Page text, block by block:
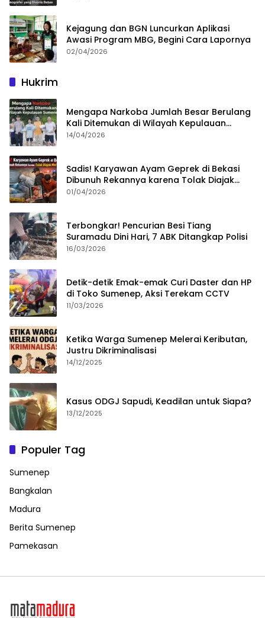
Kejagung dan BGN Luncurkan Aplikasi
Awasi Program MBG, Begini Cara Lapornya
02/04/2026
Hukrim
Mengapa Narkoba Jumlah Besar Berulang
Kali Ditemukan di Wilayah Kepulauan
Sumenep?
14/04/2026
Sadis! Karyawan Ayam Geprek di Bekasi
Dibunuh Rekannya karena Tolak Diajak
Merampok Majikan
01/04/2026
Terbongkar! Pencurian Besi Tiang
Suramadu Dini Hari, 7 ABK Ditangkap Polisi
16/03/2026
Detik-detik Emak-emak Curi Daster dan HP
di Toko Sumenep, Aksi Terekam CCTV
11/03/2026
Ketika Warga Sumenep Melerai Keributan,
Justru Dikriminalisasi
14/12/2025
Kasus ODGJ Sapudi, Keadilan untuk Siapa?
13/12/2025
Populer Tag
Sumenep
Bangkalan
Madura
Berita Sumenep
Pamekasan